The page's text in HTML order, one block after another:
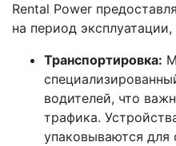
Rental Power
на период
Транспортировка:
водителей, что
трафика.
упаковываются для